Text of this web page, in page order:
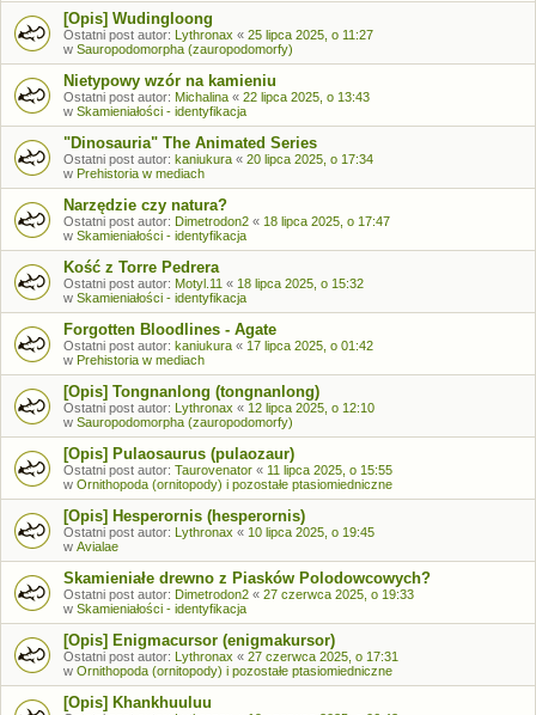
[Opis] Wudingloong
Ostatni post autor: Lythronax « 25 lipca 2025, o 11:27
w Sauropodomorpha (zauropodomorfy)
Nietypowy wzór na kamieniu
Ostatni post autor: Michalina « 22 lipca 2025, o 13:43
w Skamieniałości - identyfikacja
"Dinosauria" The Animated Series
Ostatni post autor: kaniukura « 20 lipca 2025, o 17:34
w Prehistoria w mediach
Narzędzie czy natura?
Ostatni post autor: Dimetrodon2 « 18 lipca 2025, o 17:47
w Skamieniałości - identyfikacja
Kość z Torre Pedrera
Ostatni post autor: Motyl.11 « 18 lipca 2025, o 15:32
w Skamieniałości - identyfikacja
Forgotten Bloodlines - Agate
Ostatni post autor: kaniukura « 17 lipca 2025, o 01:42
w Prehistoria w mediach
[Opis] Tongnanlong (tongnanlong)
Ostatni post autor: Lythronax « 12 lipca 2025, o 12:10
w Sauropodomorpha (zauropodomorfy)
[Opis] Pulaosaurus (pulaozaur)
Ostatni post autor: Taurovenator « 11 lipca 2025, o 15:55
w Ornithopoda (ornitopody) i pozostałe ptasiomiedniczne
[Opis] Hesperornis (hesperornis)
Ostatni post autor: Lythronax « 10 lipca 2025, o 19:45
w Avialae
Skamieniałe drewno z Piasków Polodowcowych?
Ostatni post autor: Dimetrodon2 « 27 czerwca 2025, o 19:33
w Skamieniałości - identyfikacja
[Opis] Enigmacursor (enigmakursor)
Ostatni post autor: Lythronax « 27 czerwca 2025, o 17:31
w Ornithopoda (ornitopody) i pozostałe ptasiomiedniczne
[Opis] Khankhuuluu